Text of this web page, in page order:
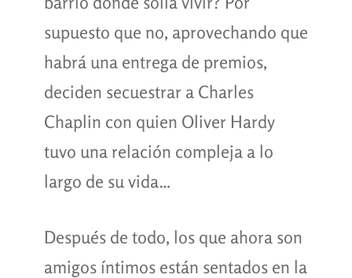
supuesto que no, aprovechando que
habrá una entrega de premios,
deciden secuestrar a Charles
Chaplin con quien Oliver Hardy
tuvo una relación compleja a lo
largo de su vida…
Después de todo, los que ahora son
amigos íntimos están sentados en la